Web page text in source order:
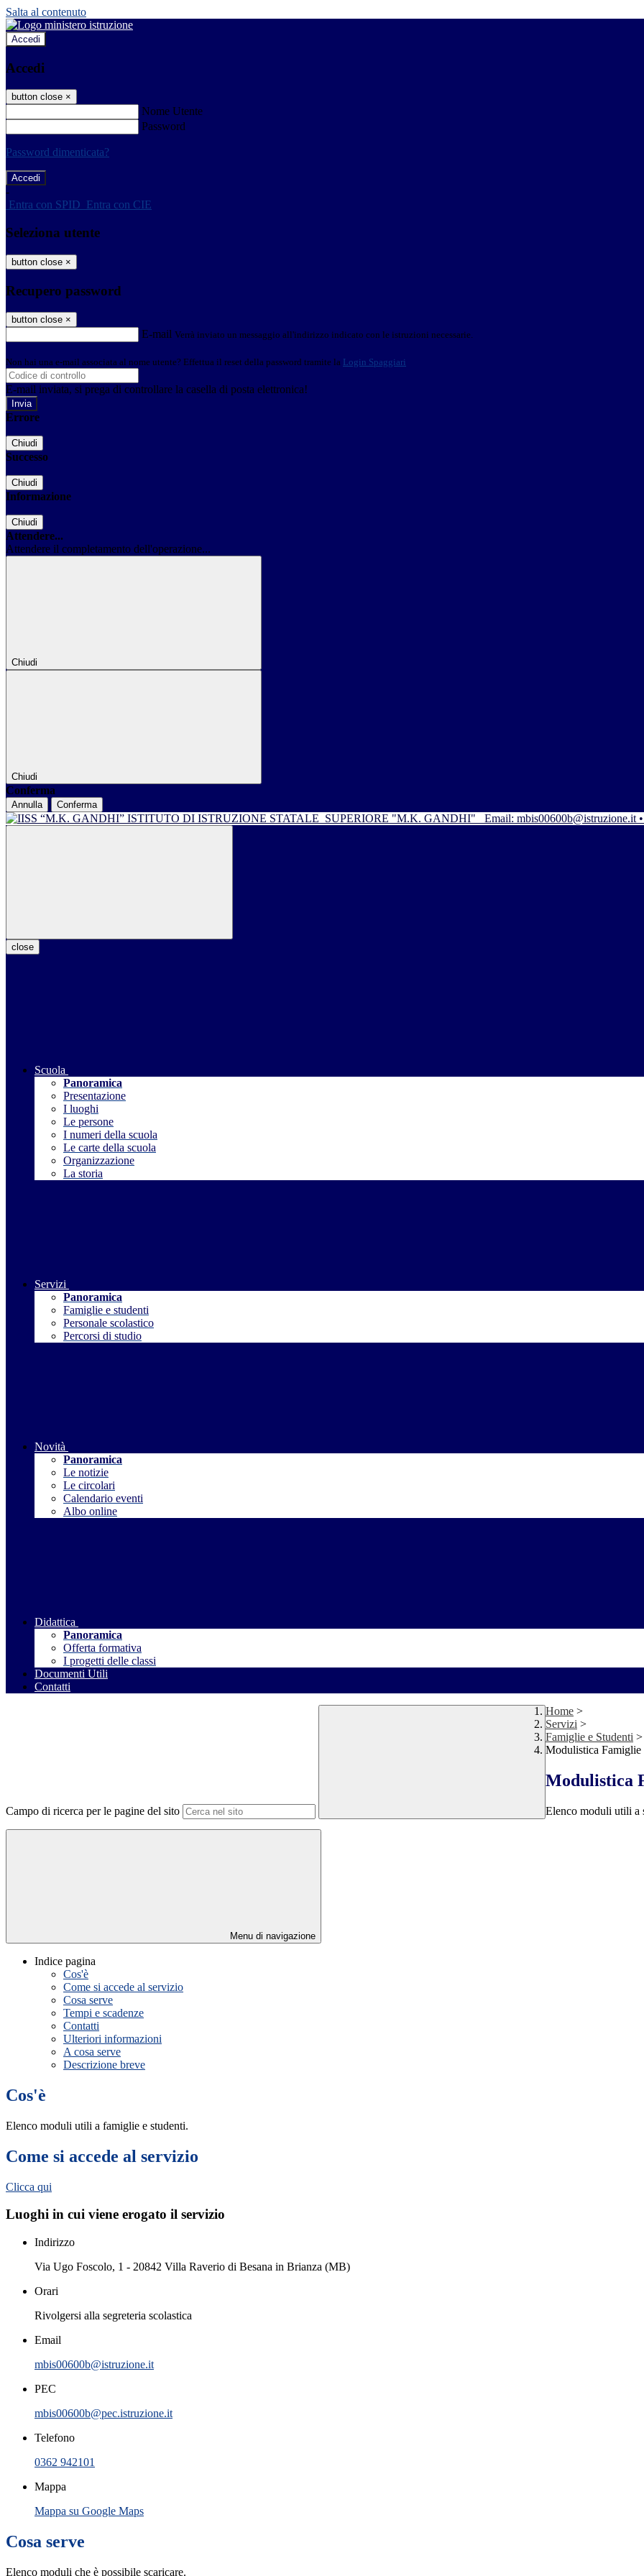
Salta al contenuto
Accedi
Accedi
button close ×
Nome Utente
Password
Password dimenticata?
-
Entra con SPID Entra con CIE
Seleziona utente
button close ×
Recupero password
button close ×
E-mail Verrà inviato un messaggio all'indirizzo indicato con le istruzioni necessarie.
Non hai una e-mail associata al nome utente? Effettua il reset della password tramite la Login Spaggiari
E-mail inviata, si prega di controllare la casella di posta elettronica!
Errore
Chiudi
Successo
Chiudi
Informazione
Chiudi
Attendere...
Attendere il completamento dell'operazione...
Chiudi
Chiudi
Conferma
Annulla Conferma
ISTITUTO DI ISTRUZIONE STATALE SUPERIORE "M.K. GANDHI" Email: mbis00600b@istruzione.it
close
Scuola
Panoramica
Presentazione
I luoghi
Le persone
I numeri della scuola
Le carte della scuola
Organizzazione
La storia
Servizi
Panoramica
Famiglie e studenti
Personale scolastico
Percorsi di studio
Novità
Panoramica
Le notizie
Le circolari
Calendario eventi
Albo online
Didattica
Panoramica
Offerta formativa
I progetti delle classi
Documenti Utili
Contatti
Campo di ricerca per le pagine del sito
Home >
Servizi >
Famiglie e Studenti >
Modulistica Famiglie
Modulistica
Elenco moduli utili a
Menu di navigazione
Indice pagina
Cos'è
Come si accede al servizio
Cosa serve
Tempi e scadenze
Contatti
Ulteriori informazioni
A cosa serve
Descrizione breve
Cos'è
Elenco moduli utili a famiglie e studenti.
Come si accede al servizio
Clicca qui
Luoghi in cui viene erogato il servizio
Indirizzo
Via Ugo Foscolo, 1 - 20842 Villa Raverio di Besana in Brianza (MB)
Orari
Rivolgersi alla segreteria scolastica
Email
mbis00600b@istruzione.it
PEC
mbis00600b@pec.istruzione.it
Telefono
0362 942101
Mappa
Mappa su Google Maps
Cosa serve
Elenco moduli che è possibile scaricare.